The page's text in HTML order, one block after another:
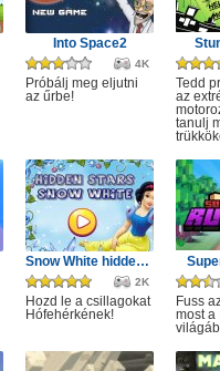
Into Space2
4K
Próbálj meg eljutni
az űrbe!
Tedd
az
tanulj
Snow White hidden stars
2K
Hozd le a csillagokat
Hófehérkének!
Fuss
most a